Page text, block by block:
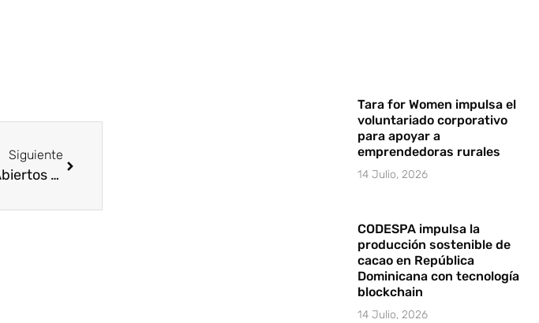
Siguiente
Presentación de la campaña “Abiertos a la cooperación”
Tara for Women impulsa el
voluntariado corporativo
para apoyar a
emprendedoras rurales
14 Julio, 2026
CODESPA impulsa la
producción sostenible de
cacao en República
Dominicana con tecnología
blockchain
14 Julio, 2026